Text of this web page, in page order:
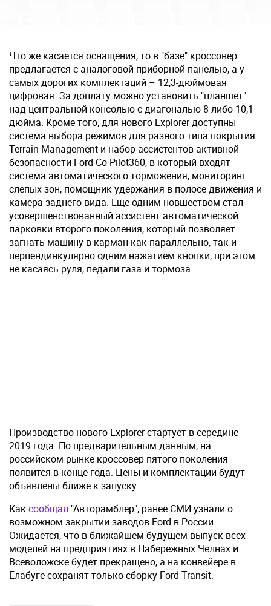
Что же касается оснащения, то в "базе" кроссовер
предлагается с аналоговой приборной панелью, а у
самых дорогих комплектаций – 12,3-дюймовая
цифровая. За доплату можно установить "планшет"
над центральной консолью c диагональю 8 либо 10,1
дюйма. Кроме того, для нового Explorer доступны
система выбора режимов для разного типа покрытия
Terrain Management и набор ассистентов активной
безопасности Ford Co-Pilot360, в который входят
система автоматического торможения, мониторинг
слепых зон, помощник удержания в полосе движения и
камера заднего вида. Еще одним новшеством стал
усовершенствованный ассистент автоматической
парковки второго поколения, который позволяет
загнать машину в карман как параллельно, так и
перпендинкулярно одним нажатием кнопки, при этом
не касаясь руля, педали газа и тормоза.
Производство нового Explorer стартует в середине
2019 года. По предварительным данным, на
российском рынке кроссовер пятого поколения
появится в конце года. Цены и комплектации будут
объявлены ближе к запуску.
Каксообщал "Авторамблер", ранее СМИ узнали о
возможном закрытии заводов Ford в России.
Ожидается, что в ближайшем будущем выпуск всех
моделей на предприятиях в Набережных Челнах и
Всеволожске будет прекращено, а на конвейере в
Елабуге сохранят только сборку Ford Transit.